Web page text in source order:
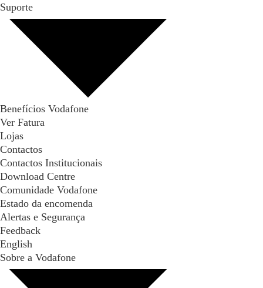
Suporte
Benefícios Vodafone
Ver Fatura
Lojas
Contactos
Contactos Institucionais
Download Centre
Comunidade Vodafone
Estado da encomenda
Alertas e Segurança
Feedback
English
Sobre a Vodafone